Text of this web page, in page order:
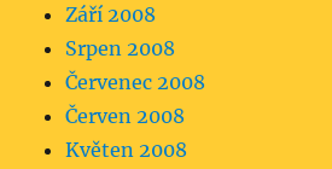
Září 2008
Srpen 2008
Červenec 2008
Červen 2008
Květen 2008